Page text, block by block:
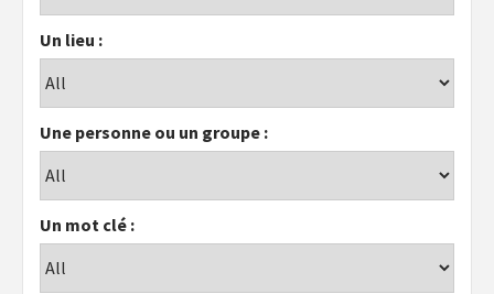
Un lieu :
Une personne ou un groupe :
Un mot clé :